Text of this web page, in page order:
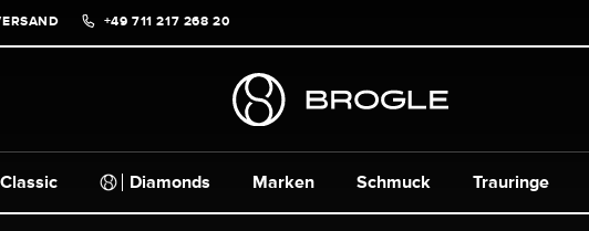
+49 711 217 268 20
Classic Diamonds Marken Schmuck Trauringe